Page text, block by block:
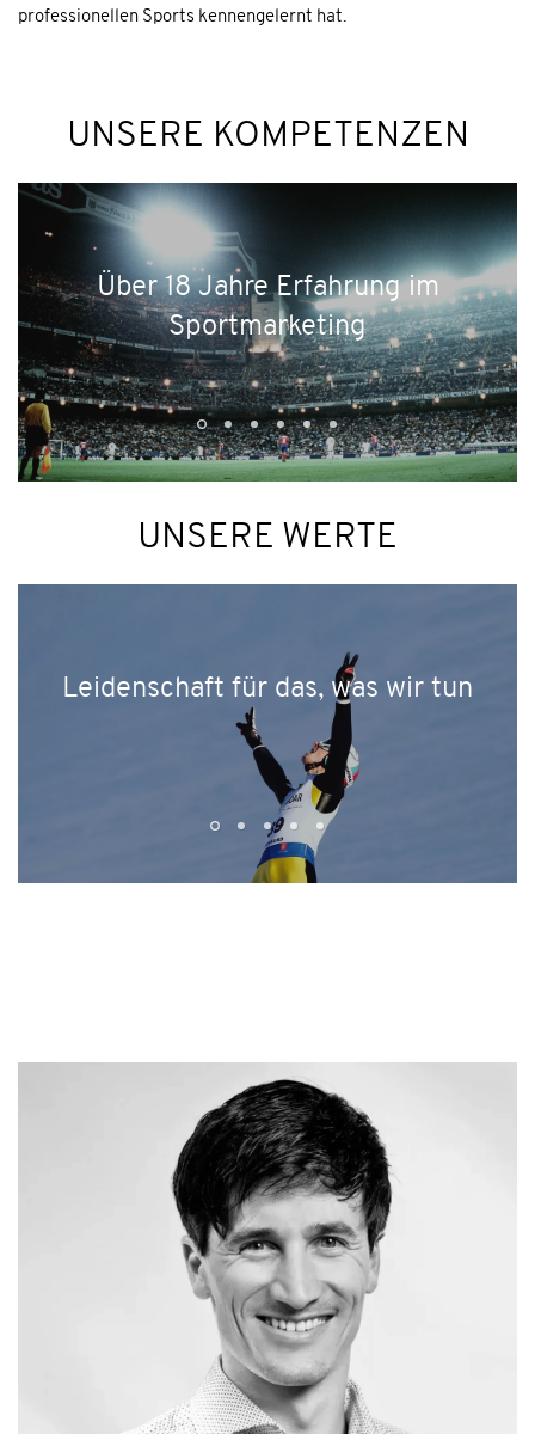
professionellen Sports kennengelernt hat.
UNSERE KOMPETENZEN
Über 18 Jahre Erfahrung im
Sportmarketing
UNSERE WERTE
Leidenschaft für das, was wir tun